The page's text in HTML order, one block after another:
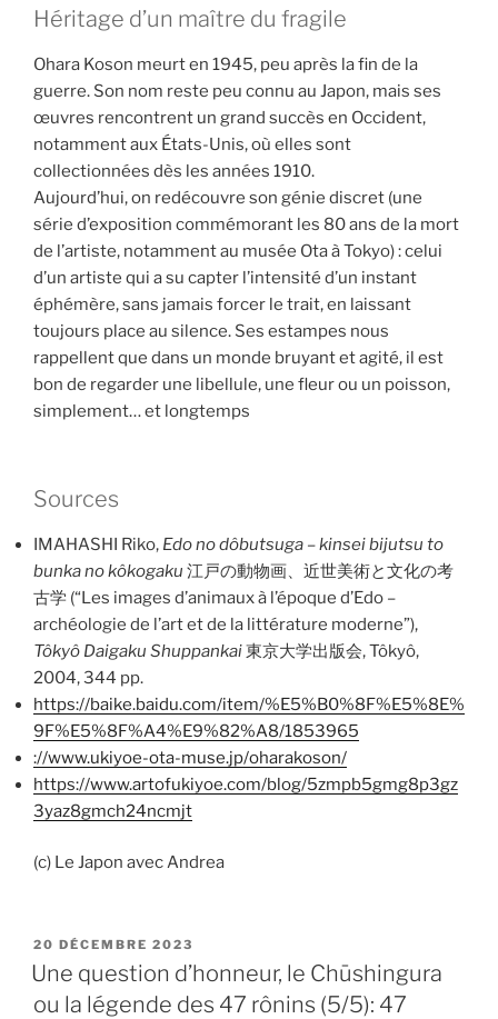
Héritage d’un maître du fragile
Ohara Koson meurt en 1945, peu après la fin de la
guerre. Son nom reste peu connu au Japon, mais ses
œuvres rencontrent un grand succès en Occident,
notamment aux États-Unis, où elles sont
collectionnées dès les années 1910.
Aujourd’hui, on redécouvre son génie discret (une
série d’exposition commémorant les 80 ans de la mort
de l’artiste, notamment au musée Ota à Tokyo) : celui
d’un artiste qui a su capter l’intensité d’un instant
éphémère, sans jamais forcer le trait, en laissant
toujours place au silence. Ses estampes nous
rappellent que dans un monde bruyant et agité, il est
bon de regarder une libellule, une fleur ou un poisson,
simplement… et longtemps
Sources
IMAHASHI Riko, Edo no dôbutsuga – kinsei bijutsu to
bunka no kôkogaku 江戸の動物画、近世美術と文化の考
古学 (“Les images d’animaux à l’époque d’Edo –
archéologie de l’art et de la littérature moderne”),
Tôkyô Daigaku Shuppankai東京大学出版会, Tôkyô,
2004, 344 pp.
https://baike.baidu.com/item/%E5%B0%8F%E5%8E%
9F%E5%8F%A4%E9%82%A8/1853965
://www.ukiyoe-ota-muse.jp/oharakoson/
https://www.artofukiyoe.com/blog/5zmpb5gmg8p3gz
3yaz8gmch24ncmjt
(c) Le Japon avec Andrea
PUBLIÉ
LE
20 DÉCEMBRE 2023
Une question d’honneur, le Chūshingura
ou la légende des 47 rônins (5/5): 47